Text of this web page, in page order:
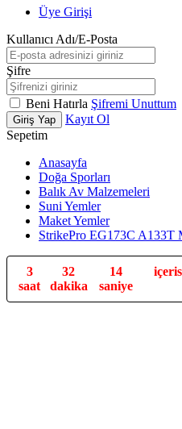
Üye Girişi
Kullanıcı Adı/E-Posta
Şifre
Beni Hatırla Şifremi Unuttum
Giriş Yap
Kayıt Ol
Sepetim
Anasayfa
Doğa Sporları
Balık Av Malzemeleri
Suni Yemler
Maket Yemler
StrikePro EG173C A133T
3
saat
32
dakika
13
saniye